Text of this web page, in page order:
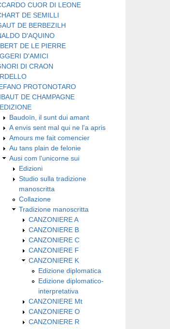
CUOR DI LEONE
DE SEMILLI
DE BERBEZILH
D'AQUINO
DE LE PIERRE
D'AMICI
DI CRAON
PROTONOTARO
DE CHAMPAGNE
EDIZIONE
Baudoïn, il sunt dui amant
A envis sent mal qui ne l'a apris
Amours me fait comencier
Au tans plain de felonie
Ausi com l'unicorne sui
Edizioni
Studio sulla tradizione
manoscritta
Collazione
Tradizione manoscritta
CANZONIERE A
CANZONIERE B
CANZONIERE C
CANZONIERE F
CANZONIERE K
Edizione diplomatica
Edizione diplomatico-
interpretativa
CANZONIERE Mt
CANZONIERE O
CANZONIERE R